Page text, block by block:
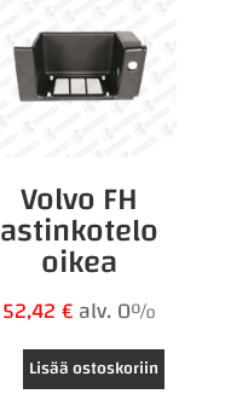
Volvo FH
astinkotelo
oikea
52,42€alv. 0%
Lisää ostoskoriin